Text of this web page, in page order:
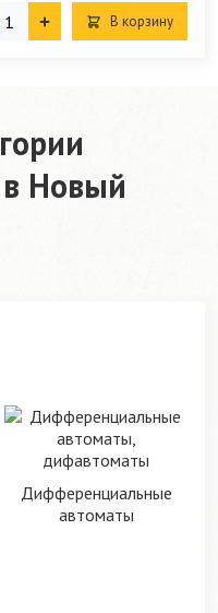
В корзину
Новый
Дифференциальные
автоматы